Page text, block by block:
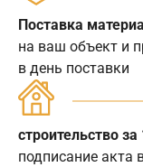
Поставка
на ваш объект и
в день поставки
строительство
подписание акта